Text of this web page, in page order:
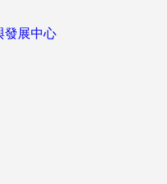
發展中心